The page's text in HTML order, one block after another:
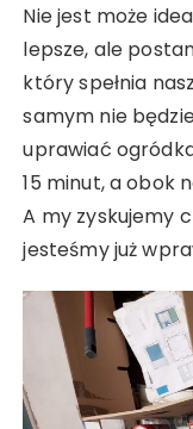
Nie jest może
lepsze, ale
który spełnia
samym nie
uprawiać
15 minut, a obok
A my zyskujemy
jesteśmy już